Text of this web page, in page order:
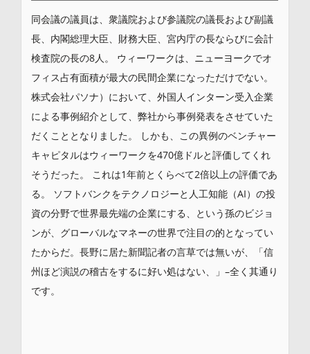
同会議の議員は、衆議院および参議院の議長および副議
長、内閣総理大臣、財務大臣、宮内庁の長ならびに会計
検査院の長の8人。 ウィーワークは、ニューヨークでオ
フィス占有面積が最大の民間企業になっただけでない。
株式会社パソナ）において、外国人インターン受入企業
による事例紹介として、弊社から事例発表をさせていた
だくこととなりました。 しかも、この異例のベンチャー
キャピタルはウィーワークを470億ドルと評価してくれ
そうだった。 これは1年前とくらべて2倍以上の評価であ
る。 ソフトバンクをテクノロジーと人工知能（AI）の投
資の分野で世界最先端の企業にする、という孫のビジョ
ンが、グローバルなマネーの世界で注目の的となってい
たからだ。長野に居た新聞記者の言草では無いが、「信
州ほど演説の稽古をするに好い処はない、」–全く其通り
です。